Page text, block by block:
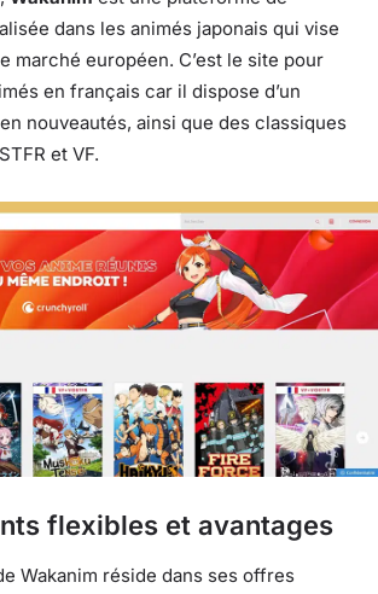
dans les animés japonais qui vise
marché européen. C’est le site pour
en français car il dispose d’un
nouveautés, ainsi que des classiques
et VF.
flexibles et avantages
Wakanim réside dans ses offres